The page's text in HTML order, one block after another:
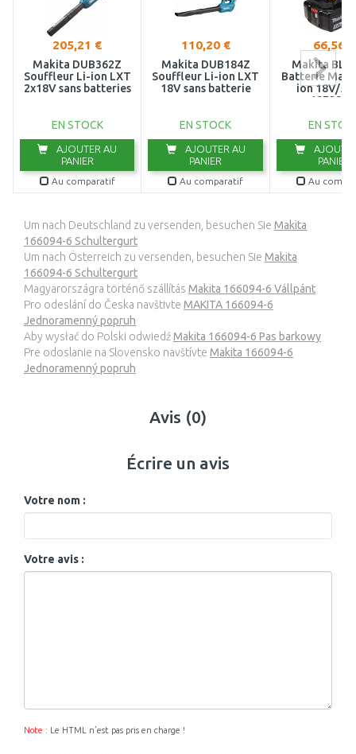
205,21 €
Makita DUB362Z
Souffleur Li-ion LXT
2x18V sans batteries
EN STOCK
AJOUTER AU
PANIER
Au comparatif
110,20 €
Makita DUB184Z
Souffleur Li-ion LXT
18V sans batterie
EN STOCK
AJOUTER AU
PANIER
Au comparatif
66,56 €
Makita
Batterie
ion 18V/
197280-
EN
PANIER
Au
Um nach Deutschland zu versenden, besuchen Sie Makita
166094-6 Schultergurt
Um nach Österreich zu versenden, besuchen Sie Makita
166094-6 Schultergurt
Magyarországra történő szállítás Makita 166094-6 Vállpánt
Pro odeslání do Česka navštivte MAKITA 166094-6
Jednoramenný popruh
Aby wysłać do Polski odwiedźMakita 166094-6 Pas barkowy
Pre odoslanie na Slovensko navštívte Makita 166094-6
Jednoramenný popruh
Avis (0)
Écrire un avis
Votre nom :
Votre avis :
Note : Le HTML n’est pas pris en charge !